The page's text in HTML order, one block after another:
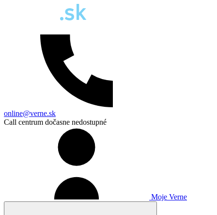
online@verne.sk
Call centrum dočasne nedostupné
Moje Verne